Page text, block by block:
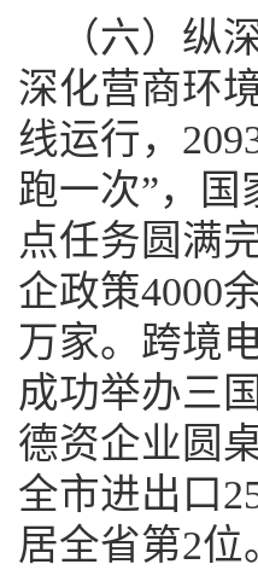
（六）纵
深化营商环
线运行，
跑一次”，国
点任务圆满
企政策4000
万家。跨境
成功举办三
德资企业圆
全市进出口
居全省第2位